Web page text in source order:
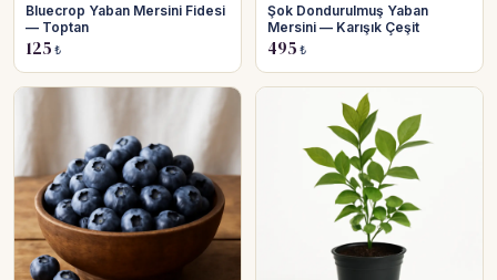
Bluecrop Yaban Mersini Fidesi
— Toptan
125 ₺
Şok Dondurulmuş Yaban
Mersini — Karışık Çeşit
495 ₺